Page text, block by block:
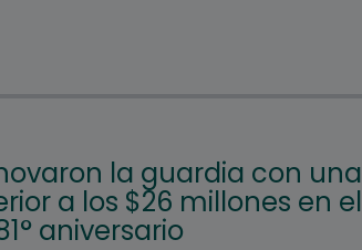
la guardia con una
a los $26 millones en el
aniversario